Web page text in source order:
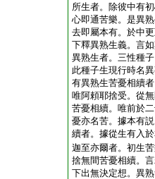
所生者。除彼中有
心即通苦樂。是異
去即屬本有。於中
下釋異熟生義。言
異熟生者。三性種
此種子生現行時名
有異熟生苦憂相續
唯阿頼耶捨受。從
苦憂相續。唯前於
憂亦名苦。據本有
續者。據從生有入
迦至亦爾者。初生
捨無間苦憂相續。
下出無決定想。異